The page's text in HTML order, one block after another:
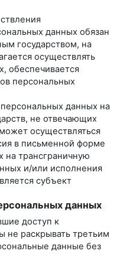
данных обязан
государством, на
осуществлять
обеспечивается
персональных
данных на
не отвечающих
осуществляться
в письменной форме
на трансграничную
и/или исполнения
субъект
данных
доступ к
не раскрывать третьим
данные без